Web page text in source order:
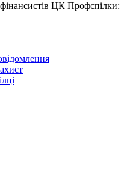
ЦК Профспілки: